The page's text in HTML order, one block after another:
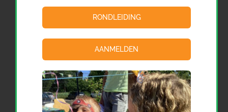
Vandaag vieren we de dag van de
vriendschap! 💛
Vriendschap begint met samen spelen,
RONDLEIDING
AANMELDEN